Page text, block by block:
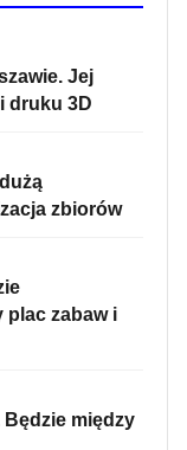
Jej
druku 3D
zbiorów
plac zabaw i
Będzie między